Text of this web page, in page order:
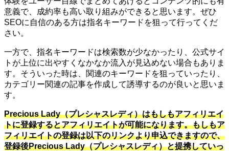
意義で、成約率も高い取り組みができると思います。ぜひ
SEOに自信のある方は指名キーワードを狙って行ってくだ
さい。
一方で、指名キーワードは検索数が少なかったり、公式サイ
トが上位に出やすくなかなか流入が見込めない場合もありま
す。そういった時は、関連のキーワードを狙っていったり、
カテゴリー関連の記事を作成して誘導するのが良いと思いま
す。
Precious Lady（プレシャスレディ）はもしもアフィリエイ
トに登録するとアフィリエイトが可能になります。もしもア
フィリエイトの登録は以下のリンクより申込できますので、
登録後Precious Lady（プレシャスレディ）と提携していっ